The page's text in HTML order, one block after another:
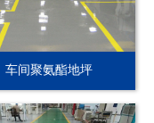
车间聚氨酯地坪